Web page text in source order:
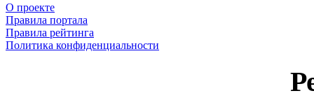
О проекте
Правила портала
Правила рейтинга
Политика конфиденциальности